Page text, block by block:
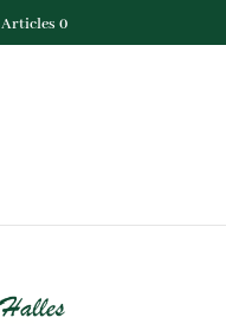
Articles 0